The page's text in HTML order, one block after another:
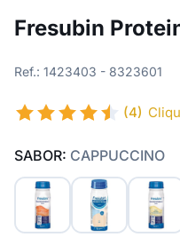
Fresubin
Ref.: 1423403 - 8323601
(4)
SABOR: CAPPUCCINO